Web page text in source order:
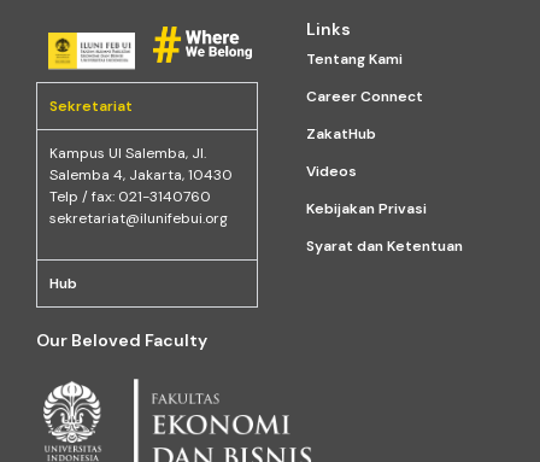
Sekretariat
Kampus Ul Salemba, Jl.
Salemba 4, Jakarta, 10430
Telp / fax: 021-3140760
sekretariat@ilunifebui.org
Hub
Links
Tentang Kami
Career Connect
ZakatHub
Videos
Kebijakan Privasi
Syarat dan Ketentuan
Our Beloved Faculty